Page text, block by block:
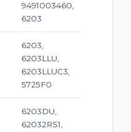
9491003460,
6203
6203,
6203LLU,
6203LLUC3,
5725F0
6203DU,
62032RS1,